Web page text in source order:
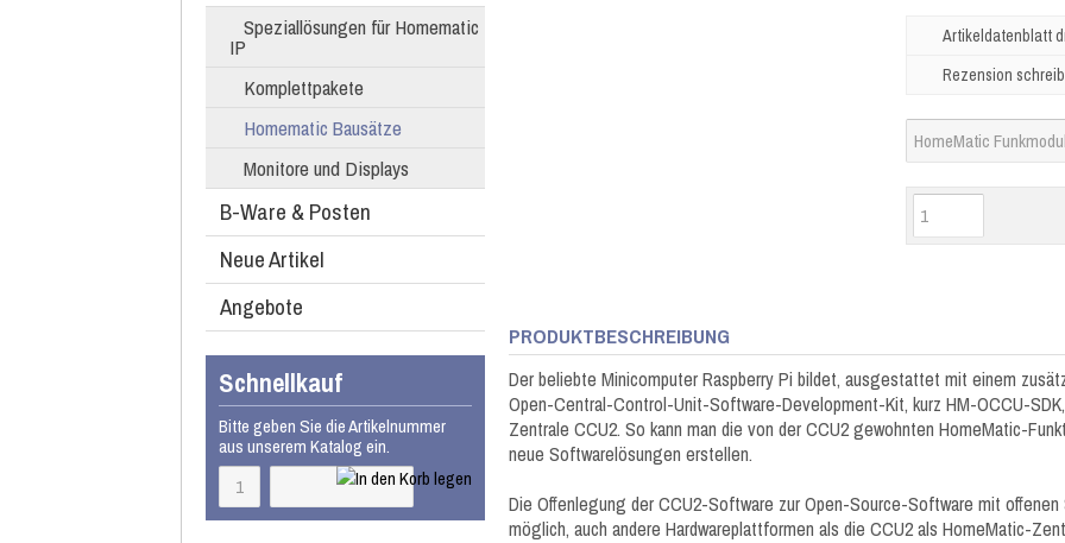
Speziallösungen für Homematic
IP
Komplettpakete
Homematic Bausätze
Monitore und Displays
B-Ware & Posten
Neue Artikel
Angebote
Schnellkauf
Bitte geben Sie die Artikelnummer
aus unserem Katalog ein.
Artikeldatenblatt
Rezension
PRODUKTBESCHREIBUNG
Der beliebte Minicomputer Raspberry Pi bildet, ausgestattet mit einem
Open-Central-Control-Unit-Software-Development-Kit, kurz HM-OCCU-
Zentrale CCU2. So kann man die von der CCU2 gewohnten HomeMatic-
neue Softwarelösungen erstellen.
Die Offenlegung der CCU2-Software zur Open-Source-Software mit
möglich, auch andere Hardwareplattformen als die CCU2 als HomeMatic-